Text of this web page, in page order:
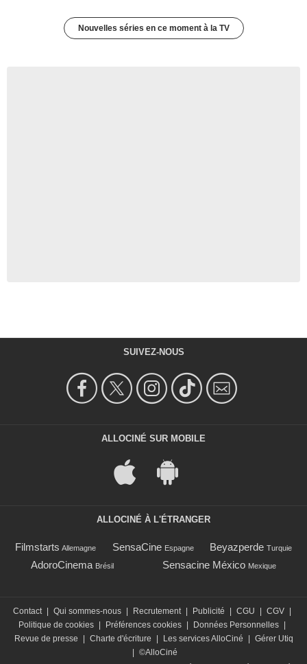
Nouvelles séries en ce moment à la TV
SUIVEZ-NOUS
ALLOCINÉ SUR MOBILE
ALLOCINÉ À L'ÉTRANGER
Filmstarts Allemagne SensaCine Espagne Beyazperde Turquie
AdoroCinema Brésil Sensacine México Mexique
Contact | Qui sommes-nous | Recrutement | Publicité | CGU | CGV |
Politique de cookies | Préférences cookies | Données Personnelles |
Revue de presse
| Charte d'écriture | Les services AlloCiné | Gérer Utiq
| ©AlloCiné